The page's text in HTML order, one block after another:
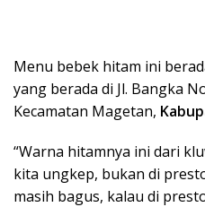
Menu bebek hitam ini
yang berada di Jl. Bangka
Kecamatan Magetan,
“Warna hitamnya ini dari
kita ungkep, bukan di
masih bagus, kalau di